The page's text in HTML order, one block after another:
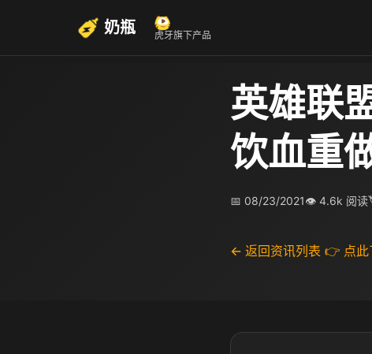
奶瓶 虎牙旗下产品
英雄联
饮血重
📅 08/23/2021👁 4.6k 阅读
← 返回资讯列表 👉 点此